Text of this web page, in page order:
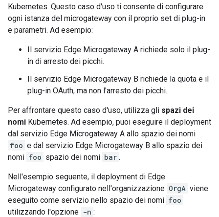
Kubernetes. Questo caso d'uso ti consente di configurare
ogni istanza del microgateway con il proprio set di plug-in
e parametri. Ad esempio:
Il servizio Edge Microgateway A richiede solo il plug-
in di arresto dei picchi.
Il servizio Edge Microgateway B richiede la quota e il
plug-in OAuth, ma non l'arresto dei picchi.
Per affrontare questo caso d'uso, utilizza gli spazi dei
nomi Kubernetes. Ad esempio, puoi eseguire il deployment
dal servizio Edge Microgateway A allo spazio dei nomi
foo e dal servizio Edge Microgateway B allo spazio dei
nomi foo spazio dei nomi bar .
Nell'esempio seguente, il deployment di Edge
Microgateway configurato nell'organizzazione OrgA viene
eseguito come servizio nello spazio dei nomi foo
utilizzando l'opzione -n :